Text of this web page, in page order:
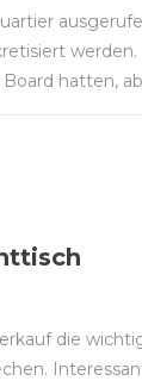
werden.
hatten,
die